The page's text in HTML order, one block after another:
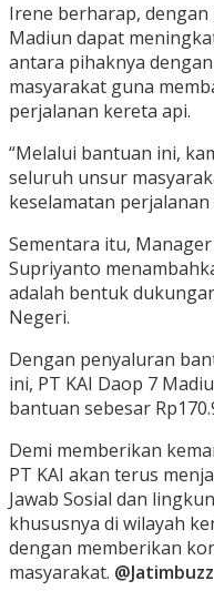
Irene berharap, dengan
Madiun dapat
antara pihaknya
masyarakat guna
perjalanan kereta api.
“Melalui bantuan ini,
seluruh unsur
keselamatan
Sementara itu,
Supriyanto
adalah bentuk
Negeri.
Dengan penyaluran
ini, PT KAI Daop 7
bantuan sebesar
Demi memberikan
PT KAI akan terus
Jawab Sosial dan
khususnya di wilayah
dengan memberikan
masyarakat. @Jatimbuzz